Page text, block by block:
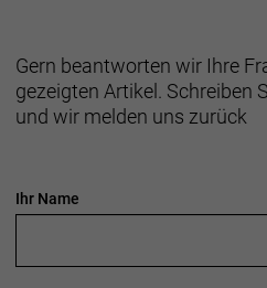
Gern beantworten wir Ihre
gezeigten Artikel. Schreiben
und wir melden uns zurück
Ihr Name